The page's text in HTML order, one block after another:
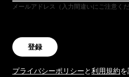
メールアドレス（入力間違いにご注意くだ
登録
プライバシーポリシーと利用規約